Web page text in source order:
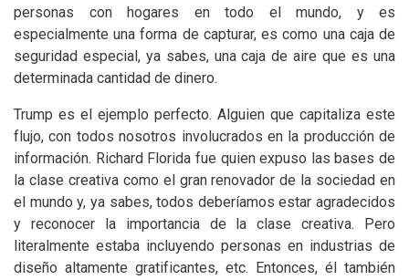
personas con hogares en todo el mundo, y es
especialmente una forma de capturar, es como una caja de
seguridad especial, ya sabes, una caja de aire que es una
determinada cantidad de dinero.
Trump es el ejemplo perfecto. Alguien que capitaliza este
flujo, con todos nosotros involucrados en la producción de
información. Richard Florida fue quien expuso las bases de
la clase creativa como el gran renovador de la sociedad en
el mundo y, ya sabes, todos deberíamos estar agradecidos
y reconocer la importancia de la clase creativa. Pero
literalmente estaba incluyendo personas en industrias de
diseño altamente gratificantes, etc. Entonces, él también